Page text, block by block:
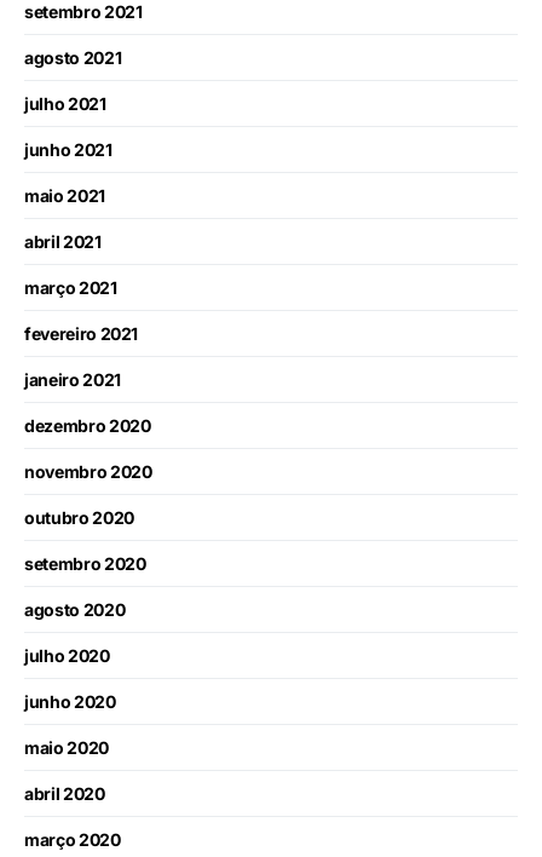
setembro 2021
agosto 2021
julho 2021
junho 2021
maio 2021
abril 2021
março 2021
fevereiro 2021
janeiro 2021
dezembro 2020
novembro 2020
outubro 2020
setembro 2020
agosto 2020
julho 2020
junho 2020
maio 2020
abril 2020
março 2020